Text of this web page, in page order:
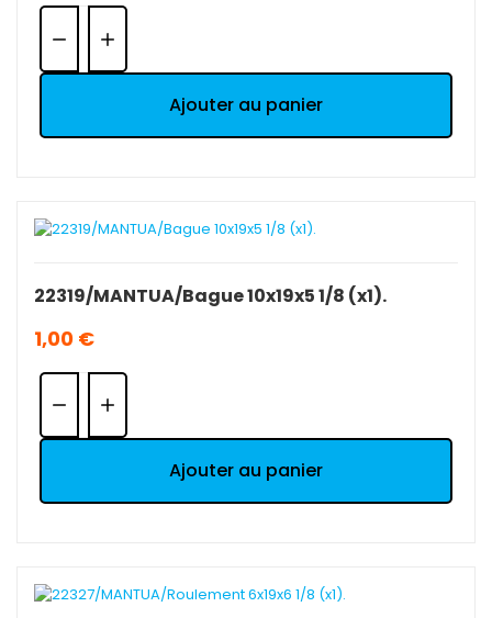
Quantité:
Ajouter au panier
22319/MANTUA/Bague 10x19x5 1/8 (x1).
1,00 €
Quantité:
Ajouter au panier